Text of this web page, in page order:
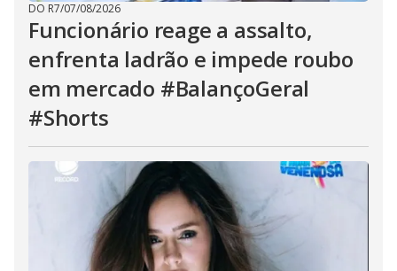
DO R7/07/08/2026
Funcionário reage a assalto,
enfrenta ladrão e impede roubo
em mercado #BalançoGeral
#Shorts